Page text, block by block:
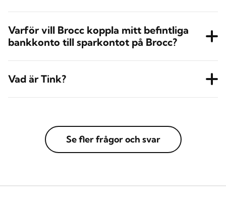
Varför vill Brocc koppla mitt befintliga
bankkonto till sparkontot på Brocc?
Vad är Tink?
Se fler frågor och svar